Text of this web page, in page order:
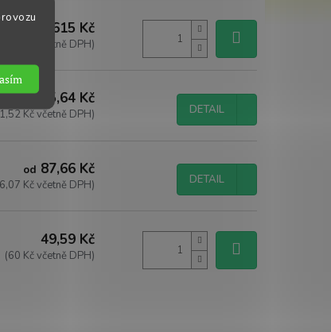
615 Kč
Kč včetně DPH)
75,64 Kč
Kč včetně DPH) DETAIL
od 87,66 Kč
Kč včetně DPH) DETAIL
49,59 Kč
(60 Kč včetně DPH)